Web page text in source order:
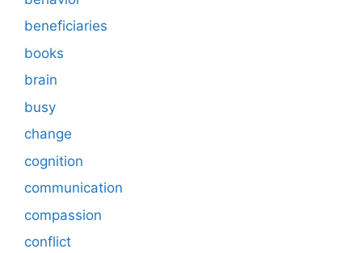
beneficiaries
books
brain
busy
change
cognition
communication
compassion
conflict